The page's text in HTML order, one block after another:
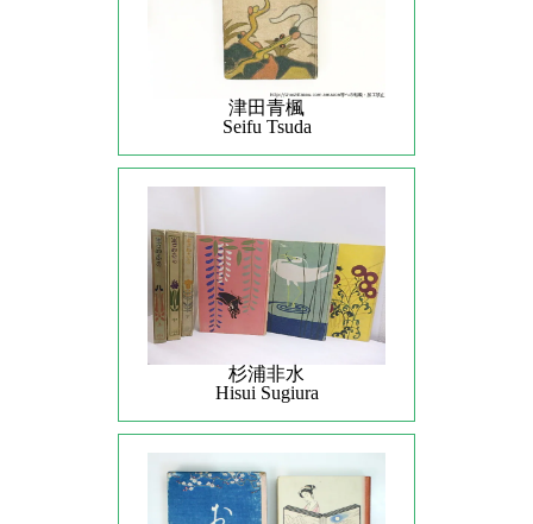
津田青楓
Seifu Tsuda
杉浦非水
Hisui Sugiura